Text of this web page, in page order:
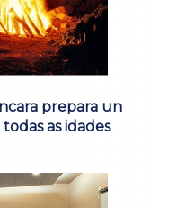
prepara un
as idades